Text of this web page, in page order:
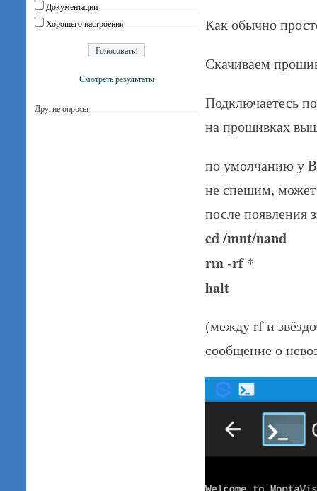
Как обычно
Скачиваем
Подключаетесь
на прошивках
по умолчанию у
не спешим, может
после
cd /mnt/nand
rm -rf *
halt
(между rf и
сообщение о
Документации
Хорошего настроения
Смотреть результаты
Другие опросы